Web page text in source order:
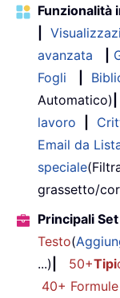
Funzionalità
avanzata
Fogli
Automatico)
lavoro
Email da
speciale
grassetto/
Principali
Testo(
...)
50+Tipi
40+ Formule